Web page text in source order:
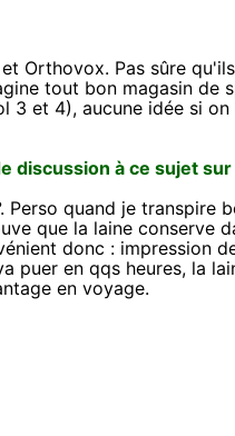
Orthovox. Pas sûre
tout bon magasin de
3 et 4), aucune idée si
discussion à ce sujet
quand je transpire
que la laine conserve
donc : impression
puer en qqs heures, la
en voyage.